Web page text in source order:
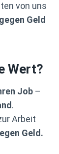
von uns
Geld
Wert?
Job –
.
Arbeit
Geld.